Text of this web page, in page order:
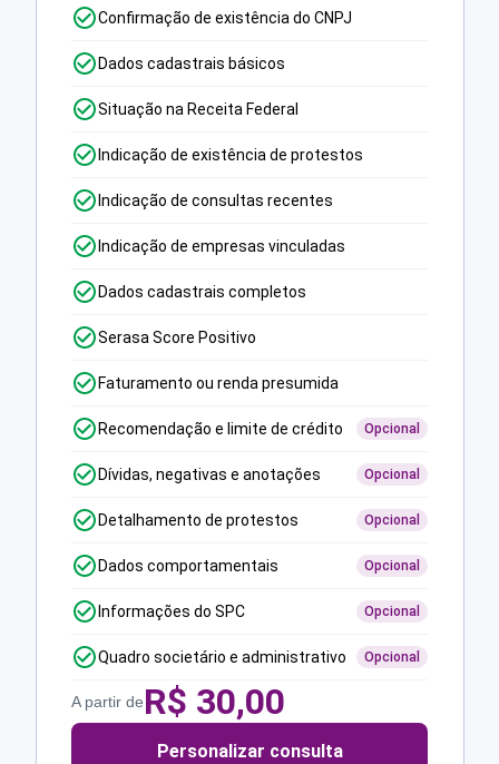
Confirmação de existência do CNPJ
Dados cadastrais básicos
Situação na Receita Federal
Indicação de existência de protestos
Indicação de consultas recentes
Indicação de empresas vinculadas
Dados cadastrais completos
Serasa Score Positivo
Faturamento ou renda presumida
Recomendação e limite de crédito Opcional
Dívidas, negativas e anotações Opcional
Detalhamento de protestos Opcional
Dados comportamentais Opcional
Informações do SPC Opcional
Quadro societário e administrativo Opcional
A partir deR$ 30,00
Personalizar consulta